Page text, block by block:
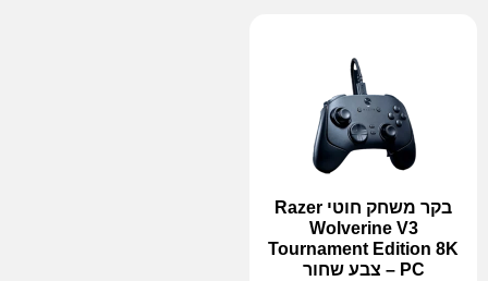
בקר משחק חוטי Razer
Wolverine V3
Tournament Edition 8K
PC – צבע שחור